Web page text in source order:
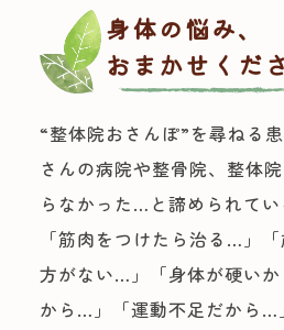
身体の悩み、
おまかせくだ
“整体院おさんぽ”を尋ねる
さんの病院や整骨院、整体
らなかった…と諦められてい
「筋肉をつけたら治る…」
方がない…」「身体が硬い
から…」「運動不足だから…」